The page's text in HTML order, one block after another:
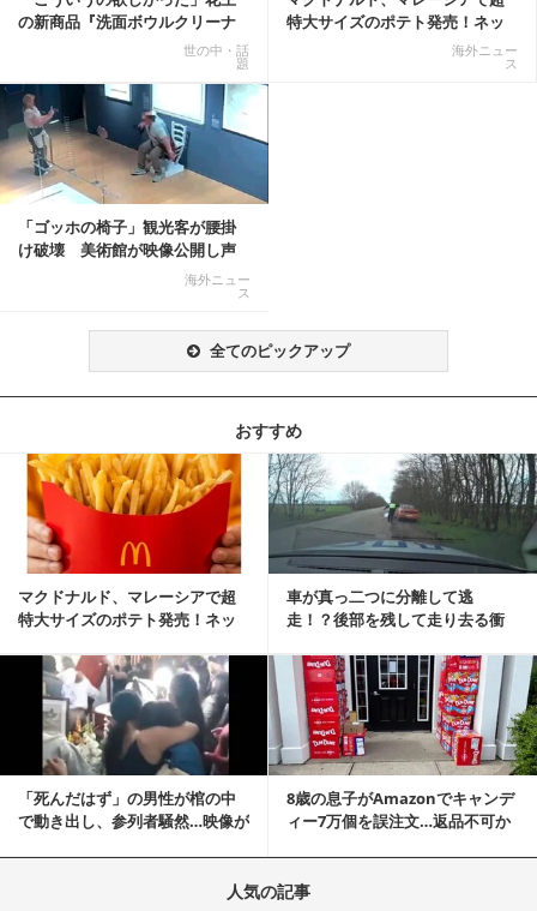
の新商品『洗面ボウルクリーナ
世の中・話
題
特大サイズのポテト発売！ネッ
海外ニュー
ス
「ゴッホの椅子」観光客が腰掛
け破壊 美術館が映像公開し声
海外ニュー
ス
全てのピックアップ
おすすめ
マクドナルド、マレーシアで超
特大サイズのポテト発売！ネッ
車が真っ二つに分離して逃
走！？後部を残して走り去る衝
記事を読む
「死んだはず」の男性が棺の中
で動き出し、参列者騒然…映像が
8歳の息子がAmazonでキャンデ
ィー7万個を誤注文…返品不可か
記事を読む
人気の記事